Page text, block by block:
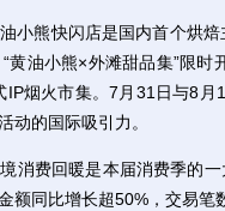
熊快闪店是国内首个烘焙
黄油小熊×外滩甜品集”限
IP烟火市集。7月31日与8
动的国际吸引力。
费回暖是本届消费季的一
额同比增长超50%，交易笔